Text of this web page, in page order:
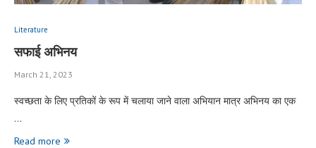
Literature
सफाई अभिनय
March 21, 2023
स्वच्छता के लिए प्रतिकों के रूप में चलाया जाने वाला अभियान मात्र अभिनय का एक
…
Read more